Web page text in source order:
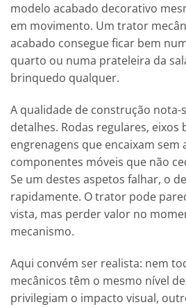
modelo acabado decorativo
em movimento. Um trator
acabado consegue ficar bem
quarto ou numa prateleira da
brinquedo qualquer.
A qualidade de construção nota-
detalhes. Rodas regulares, eixos
engrenagens que encaixam
componentes móveis que não
Se um destes aspetos falhar, o
rapidamente. O trator pode
vista, mas perder valor no
mecanismo.
Aqui convém ser realista: nem
mecânicos têm o mesmo nível
privilegiam o impacto visual,